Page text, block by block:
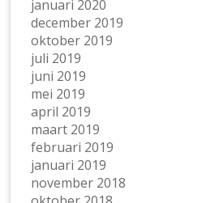
januari 2020
december 2019
oktober 2019
juli 2019
juni 2019
mei 2019
april 2019
maart 2019
februari 2019
januari 2019
november 2018